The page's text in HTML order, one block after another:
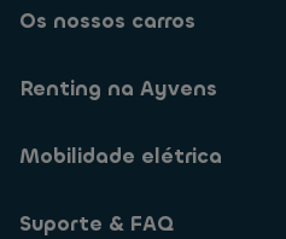
Os nossos carros
Renting na Ayvens
Mobilidade elétrica
Suporte & FAQ